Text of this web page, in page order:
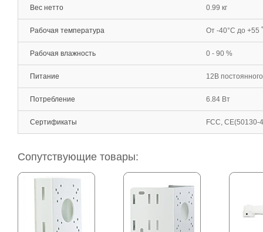
Вес нетто 0.99 кг
Рабочая температура От -40°С до +55
Рабочая влажность 0 - 90 %
Питание 12В
Потребление 6.84 Вт
Сертификаты FCC, CE(50130-
Сопутствующие товары: